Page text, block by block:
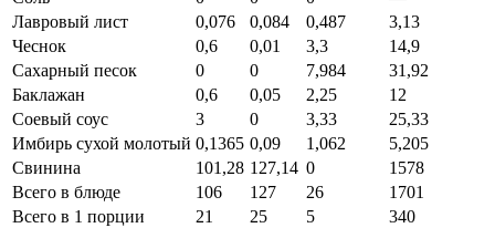
Лавровый лист
0,076 0,084 0,487
3,13
Чеснок
0,6 0,01 3,3
14,9
Сахарный песок
0 0 7,984
31,92
Баклажан
0,6 0,05 2,25
12
Соевый соус
3 0 3,33
25,33
Имбирь сухой молотый 0,1365 0,09 1,062
5,205
Свинина
101,28 127,14 0
1578
Всего в блюде
106 127 26
1701
Всего в 1 порции
21 25 5
340